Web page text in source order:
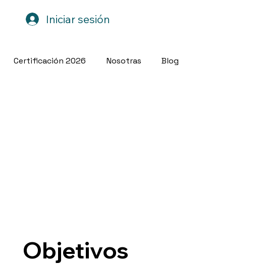
Iniciar sesión
Certificación 2026 Nosotras Blog
Objetivos